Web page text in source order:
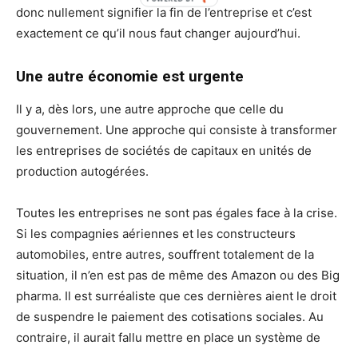
donc nullement signifier la fin de l’entreprise et c’est
exactement ce qu’il nous faut changer aujourd’hui.
Une autre économie est urgente
Il y a, dès lors, une autre approche que celle du
gouvernement. Une approche qui consiste à transformer
les entreprises de sociétés de capitaux en unités de
production autogérées.
Toutes les entreprises ne sont pas égales face à la crise.
Si les compagnies aériennes et les constructeurs
automobiles, entre autres, souffrent totalement de la
situation, il n’en est pas de même des Amazon ou des Big
pharma. Il est surréaliste que ces dernières aient le droit
de suspendre le paiement des cotisations sociales. Au
contraire, il aurait fallu mettre en place un système de